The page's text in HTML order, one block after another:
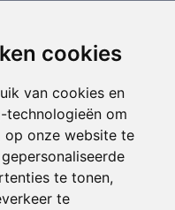
cookies
van cookies en
technologieën om
op onze website te
te tonen,
te